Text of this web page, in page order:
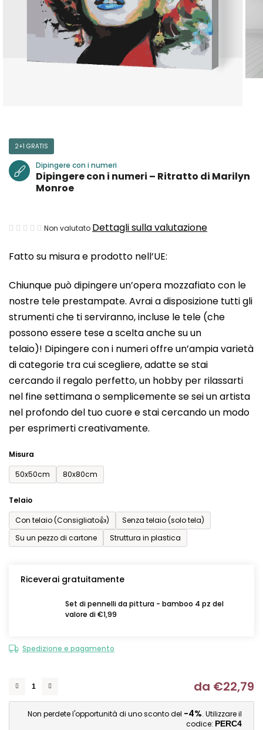
Fatto su misura e prodotto nell’UE:
Chiunque può dipingere un’opera mozzafiato con le
nostre tele prestampate. Avrai a disposizione tutti gli
strumenti che ti serviranno, incluse le tele (che
possono essere tese a scelta anche su un
telaio)! Dipingere con i numeri offre un’ampia varietà
di categorie tra cui scegliere, adatte se stai
cercando il regalo perfetto, un hobby per rilassarti
nel fine settimana o semplicemente se sei un artista
nel profondo del tuo cuore e stai cercando un modo
per esprimerti creativamente.
Misura
50x50cm
80x80cm
Telaio
Con telaio (Consigliato👍)
Senza telaio (solo tela)
Su un pezzo di cartone
Struttura in plastica
Riceverai gratuitamente
Set di pennelli da pittura - bamboo 4 pz del
valore di €1,99
Spedizione e pagamento
da €22,79
Non perdete l'opportunità di uno sconto del -4%. Utilizzare il
codice: PERC4
2+1 GRATIS
Dipingere con i numeri
Dipingere con i numeri – Ritratto di Marilyn
Monroe
La
media
prodotto
è
0,0
su
5
stelle.
Non valutato Dettagli sulla valutazione